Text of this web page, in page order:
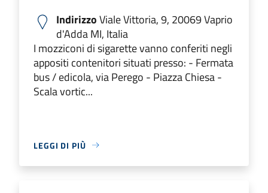
IndirizzoViale Vittoria, 9, 20069 Vaprio
d'Adda MI, Italia
I mozziconi di sigarette vanno conferiti negli
appositi contenitori situati presso: - Fermata
bus / edicola, via Perego - Piazza Chiesa -
Scala vortic...
LEGGI DI PIÙ